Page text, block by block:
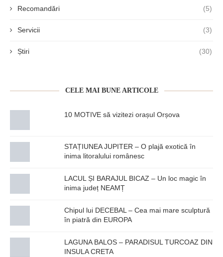
Recomandări (5)
Servicii (3)
Știri (30)
CELE MAI BUNE ARTICOLE
10 MOTIVE să vizitezi orașul Orșova
STAȚIUNEA JUPITER – O plajă exotică în
inima litoralului românesc
LACUL ȘI BARAJUL BICAZ – Un loc magic în
inima județ NEAMȚ
Chipul lui DECEBAL – Cea mai mare sculptură
în piatră din EUROPA
LAGUNA BALOS – PARADISUL TURCOAZ DIN
INSULA CRETA